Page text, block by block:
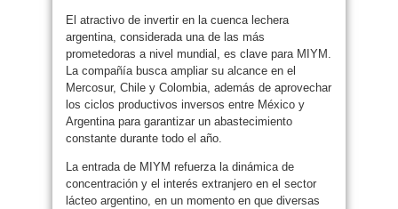
El atractivo de invertir en la cuenca lechera
argentina, considerada una de las más
prometedoras a nivel mundial, es clave para MIYM.
La compañía busca ampliar su alcance en el
Mercosur, Chile y Colombia, además de aprovechar
los ciclos productivos inversos entre México y
Argentina para garantizar un abastecimiento
constante durante todo el año.
La entrada de MIYM refuerza la dinámica de
concentración y el interés extranjero en el sector
lácteo argentino, en un momento en que diversas